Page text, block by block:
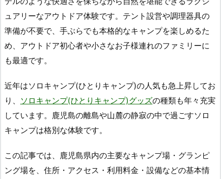
ュアリーなアウトドア体験です。テント設営や調理器具の
準備が不要で、手ぶらでも本格的なキャンプを楽しめるた
め、アウトドア初心者や小さなお子様連れのファミリーに
も最適です。
近年はソロキャンプ(ひとりキャンプ)の人気も急上昇してお
り、 ソロキャンプ(ひとりキャンプ)グッズの種類も年々充実
しています。鹿児島の離島や山麓の静寂の中で過ごすソロ
キャンプは格別な体験です。
この記事では、鹿児島県内の主要なキャンプ場・グランピ
ング場を、住所・アクセス・利用料金・設備などの基本情